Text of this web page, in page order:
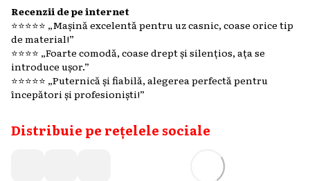
Recenzii de pe internet
⭐️⭐️⭐️⭐️⭐️ „Mașină excelentă pentru uz casnic, coase orice tip
de material!”
⭐️⭐️⭐️⭐️ „Foarte comodă, coase drept și silențios, ața se
introduce ușor.”
⭐️⭐️⭐️⭐️⭐️ „Puternică și fiabilă, alegerea perfectă pentru
începători și profesioniști!”
Distribuie pe rețelele sociale